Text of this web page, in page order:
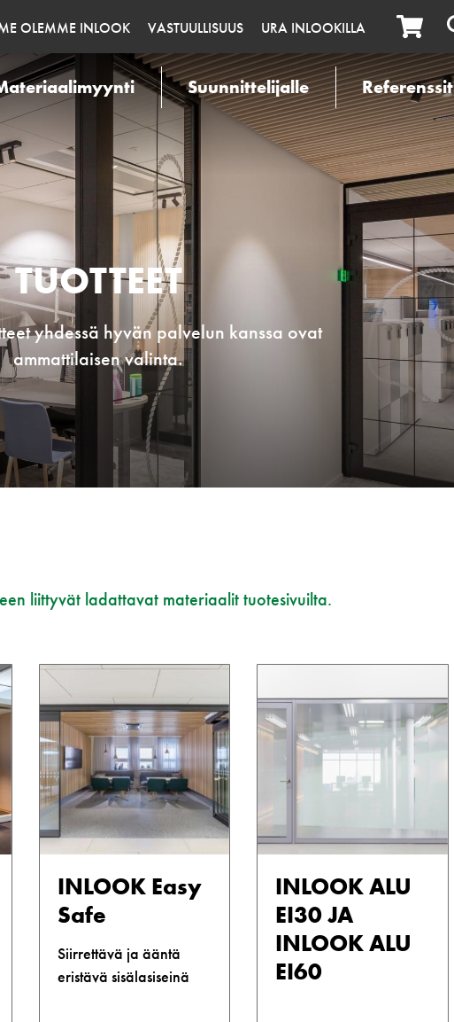
OLEMME INLOOK VASTUULLISUUS URA INLOOKILLA
Suunnittelijalle Referenssit
TUOTTEET
yhdessä hyvän palvelun kanssa ovat
ammattilaisen valinta.
liittyvät ladattavat materiaalit tuotesivuilta.
INLOOK Easy
Safe
Siirrettävä ja ääntä
eristävä sisälasiseinä
INLOOK ALU
EI30 JA
INLOOK ALU
EI60